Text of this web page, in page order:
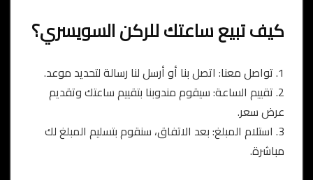
كيف تبيع ساعتك للركن السويسري؟
1. تواصل معنا: اتصل بنا أو أرسل لنا رسالة لتحديد موعد.
2. تقييم الساعة: سيقوم مندوبنا بتقييم ساعتك وتقديم
عرض سعر.
3. استلام المبلغ: بعد الاتفاق، سنقوم بتسليم المبلغ لك
مباشرة.